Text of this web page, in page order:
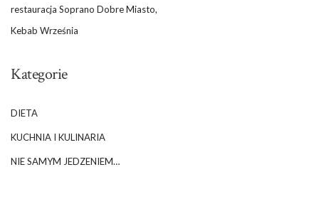
restauracja Soprano Dobre Miasto,
Kebab Września
Kategorie
DIETA
KUCHNIA I KULINARIA
NIE SAMYM JEDZENIEM…